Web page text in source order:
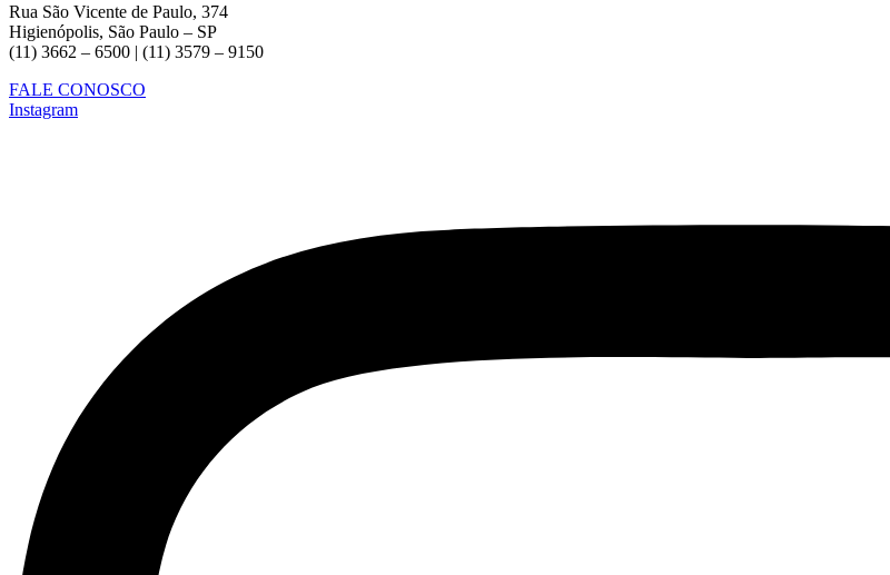
Rua São Vicente de Paulo, 374
Higienópolis, São Paulo – SP
(11) 3662 – 6500 | (11) 3579 – 9150
FALE CONOSCO
Instagram